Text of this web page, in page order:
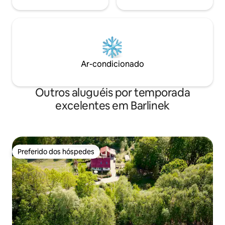
Ar-condicionado
Outros aluguéis por temporada
excelentes em Barlinek
Preferido dos hóspedes
Preferido dos hóspedes